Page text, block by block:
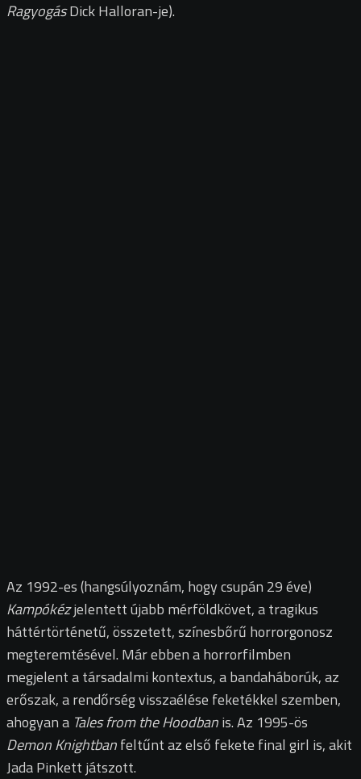
RagyogásDick Halloran-je).
Az 1992-es (hangsúlyoznám, hogy csupán 29 éve)
Kampókézjelentett újabb mérföldkövet, a tragikus
háttértörténetű, összetett, színesbőrű horrorgonosz
megteremtésével. Már ebben a horrorfilmben
megjelent a társadalmi kontextus, a bandaháborúk, az
erőszak, a rendőrség visszaélése feketékkel szemben,
ahogyan a Tales from the Hoodbanis. Az 1995-ös
Demon Knightbanfeltűnt az első fekete final girl is, akit
Jada Pinkett játszott.